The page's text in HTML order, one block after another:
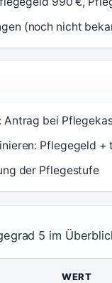
(noch nicht
bei
Pflegegeld
der Pflegestufe
5 im
WERT